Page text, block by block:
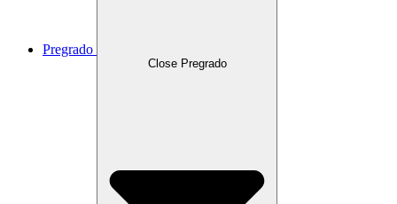
Pregrado
Close Pregrado